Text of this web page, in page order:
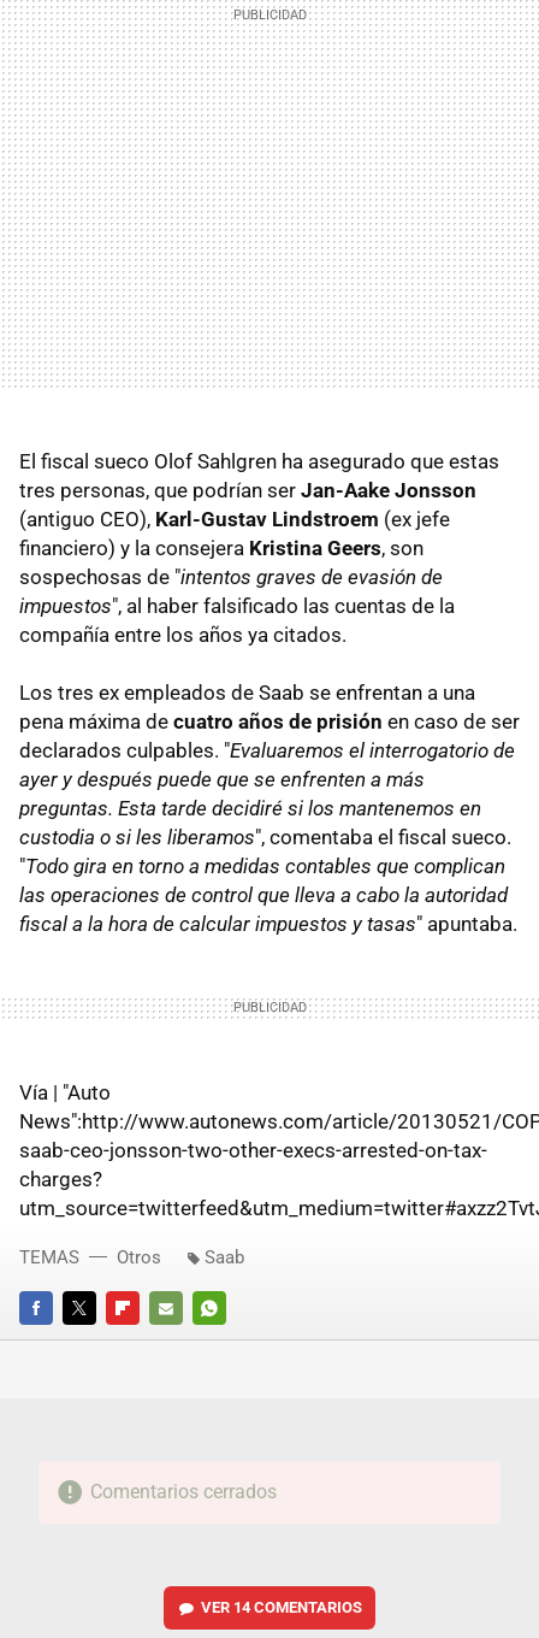
El fiscal sueco Olof Sahlgren ha asegurado que estas
tres personas, que podrían ser Jan-Aake Jonsson
(antiguo CEO), Karl-Gustav Lindstroem (ex jefe
financiero) y la consejera Kristina Geers, son
sospechosas de "intentos graves de evasión de
impuestos", al haber falsificado las cuentas de la
compañía entre los años ya citados.
Los tres ex empleados de Saab se enfrentan a una
pena máxima de cuatro años de prisión en caso de ser
declarados culpables. "Evaluaremos el interrogatorio de
ayer y después puede que se enfrenten a más
preguntas. Esta tarde decidiré si los mantenemos en
custodia o si les liberamos", comentaba el fiscal sueco.
"Todo gira en torno a medidas contables que complican
las operaciones de control que lleva a cabo la autoridad
fiscal a la hora de calcular impuestos y tasas" apuntaba.
Vía | "Auto
News":http://www.autonews.com/article/20130521/
saab-ceo-jonsson-two-other-execs-arrested-on-tax-
charges?
FACEBOOKTWITTERFLIPBOARD
E-
WHATSAPP
TEMAS Otros Saab
Comentarios cerrados
VER 14 COMENTARIOS